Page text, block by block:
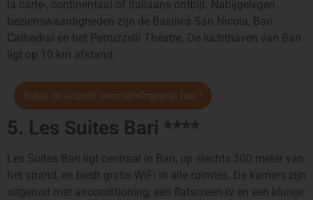
la carte-, continentaal of Italiaans ontbijt. Nabijgelegen
bezienswaardigheden zijn de Basilica San Nicola, Bari
Cathedral en het Petruzzelli Theatre. De luchthaven van Bari
ligt op 10 km afstand.
5. Les Suites Bari ****
Les Suites Bari ligt centraal in Bari, op slechts 300 meter van
het strand, en biedt gratis WiFi in alle ruimtes. De kamers zijn
uitgerust met airconditioning, een flatscreen-tv en een kluisje.